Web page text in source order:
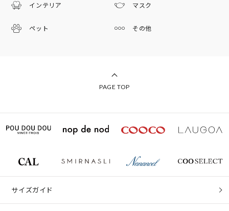
インテリア マスク
ペット その他
PAGE TOP
サイズガイド